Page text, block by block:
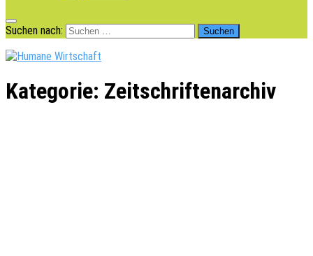
Suchen nach:
Kategorie: Zeitschriftenarchiv